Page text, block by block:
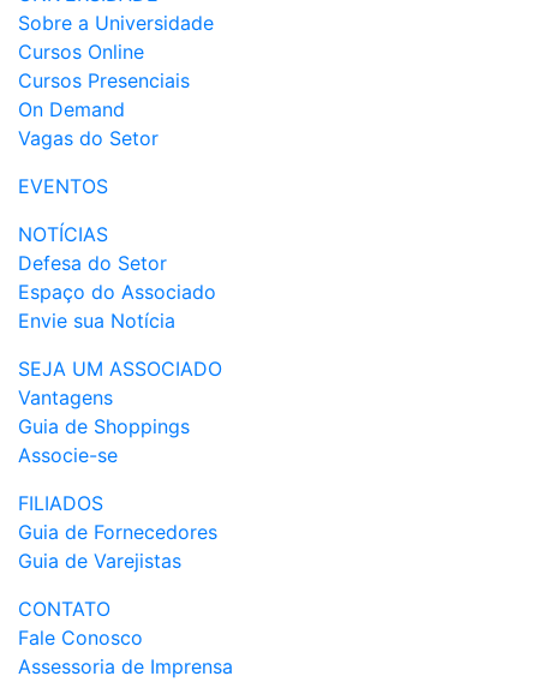
Sobre a Universidade
Cursos Online
Cursos Presenciais
On Demand
Vagas do Setor
EVENTOS
NOTÍCIAS
Defesa do Setor
Espaço do Associado
Envie sua Notícia
SEJA UM ASSOCIADO
Vantagens
Guia de Shoppings
Associe-se
FILIADOS
Guia de Fornecedores
Guia de Varejistas
CONTATO
Fale Conosco
Assessoria de Imprensa